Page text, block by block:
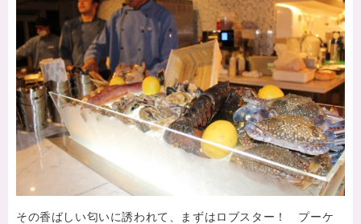
その香ばしい匂いに誘われて、まずはロブスター！ プーケ